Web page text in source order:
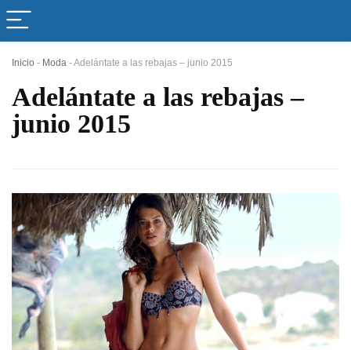
Inicio - Moda -Adelántate a las rebajas – junio 2015
Adelántate a las rebajas –
junio 2015